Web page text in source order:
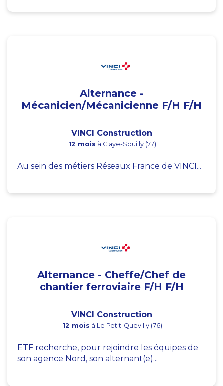
Alternance -
Mécanicien/Mécanicienne F/H F/H
VINCI Construction
12 mois à Claye-Souilly (77)
Au sein des métiers Réseaux France de VINCI...
Alternance - Cheffe/Chef de
chantier ferroviaire F/H F/H
VINCI Construction
12 mois à Le Petit-Quevilly (76)
ETF recherche, pour rejoindre les équipes de
son agence Nord, son alternant(e)...